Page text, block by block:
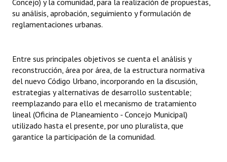
Actas de Sesión
Ejecución Presupuestaria
Actas de Audiencias Públicas
NORMATIVA
Comunicaciones
Concejo) y la comunidad, para la realización de propuestas,
su análisis, aprobación, seguimiento y formulación de
reglamentaciones urbanas.
Entre sus principales objetivos se cuenta el análisis y
reconstrucción, área por área, de la estructura normativa
del nuevo Código Urbano, incorporando en la discusión,
estrategias y alternativas de desarrollo sustentable;
reemplazando para ello el mecanismo de tratamiento
lineal (Oficina de Planeamiento - Concejo Municipal)
utilizado hasta el presente, por uno pluralista, que
garantice la participación de la comunidad.